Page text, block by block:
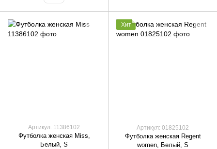
Артикул: 11386102
Футболка женская Miss,
Белый, S
Хит
Артикул: 01825102
Футболка женская Regent
women, Белый, S